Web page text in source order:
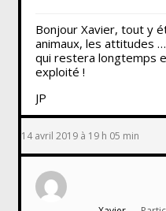
Bonjour Xavier, tout y
animaux, les attitudes
qui restera longtemps
exploité !
JP
14 avril 2019 à 19 h 05 min